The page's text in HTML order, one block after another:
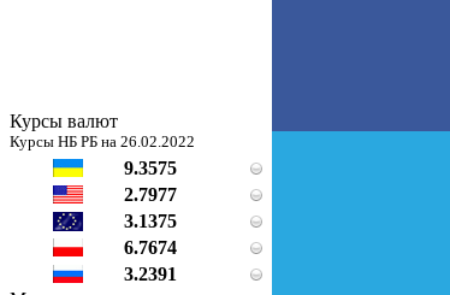
Курсы валют
Курсы НБ РБ на 26.02.2022
9.3575
2.7977
3.1375
6.7674
3.2391